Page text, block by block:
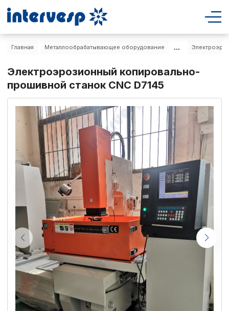
Главная Металлообрабатывающее оборудование ...
Электроэрозионный копировально-
прошивной станок CNC D7145